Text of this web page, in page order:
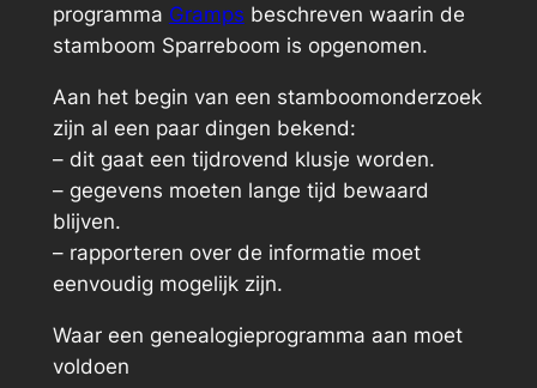
programma Gramps beschreven waarin de
stamboom Sparreboom is opgenomen.
Aan het begin van een stamboomonderzoek
zijn al een paar dingen bekend:
– dit gaat een tijdrovend klusje worden.
– gegevens moeten lange tijd bewaard
blijven.
– rapporteren over de informatie moet
eenvoudig mogelijk zijn.
Waar een genealogieprogramma aan moet
voldoen